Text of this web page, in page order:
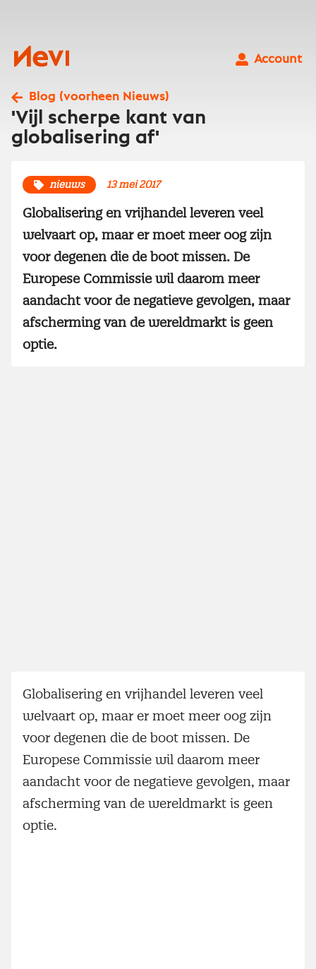
Nevi
Account
Blog (voorheen Nieuws)
'Vijl scherpe kant van
globalisering af'
nieuws 13 mei 2017
Globalisering en vrijhandel leveren veel
welvaart op, maar er moet meer oog zijn
voor degenen die de boot missen. De
Europese Commissie wil daarom meer
aandacht voor de negatieve gevolgen, maar
afscherming van de wereldmarkt is geen
optie.
Globalisering en vrijhandel leveren veel
welvaart op, maar er moet meer oog zijn
voor degenen die de boot missen. De
Europese Commissie wil daarom meer
aandacht voor de negatieve gevolgen, maar
afscherming van de wereldmarkt is geen
optie.